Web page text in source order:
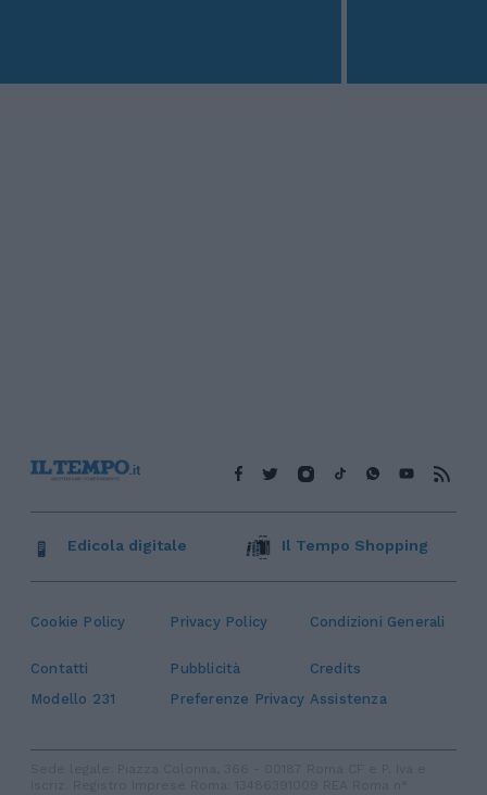
Cookie Policy Privacy Policy Condizioni Generali
Contatti Pubblicità
Credits
Modello 231
Preferenze Privacy Assistenza
Edicola digitale Il Tempo Shopping